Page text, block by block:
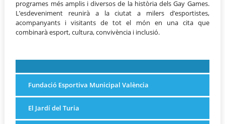
programes més amplis i diversos de la història dels Gay Games.
L’esdeveniment reunirà a la ciutat a milers d’esportistes,
acompanyants i visitants de tot el món en una cita que
combinarà esport, cultura, convivència i inclusió.
Fundació Esportiva Municipal València
El Jardí del Turia